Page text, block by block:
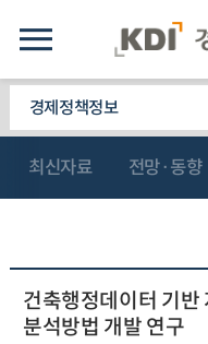
경제정책정보
최신자료 전망·동향
건축행정데이터 기반
분석방법 개발 연구